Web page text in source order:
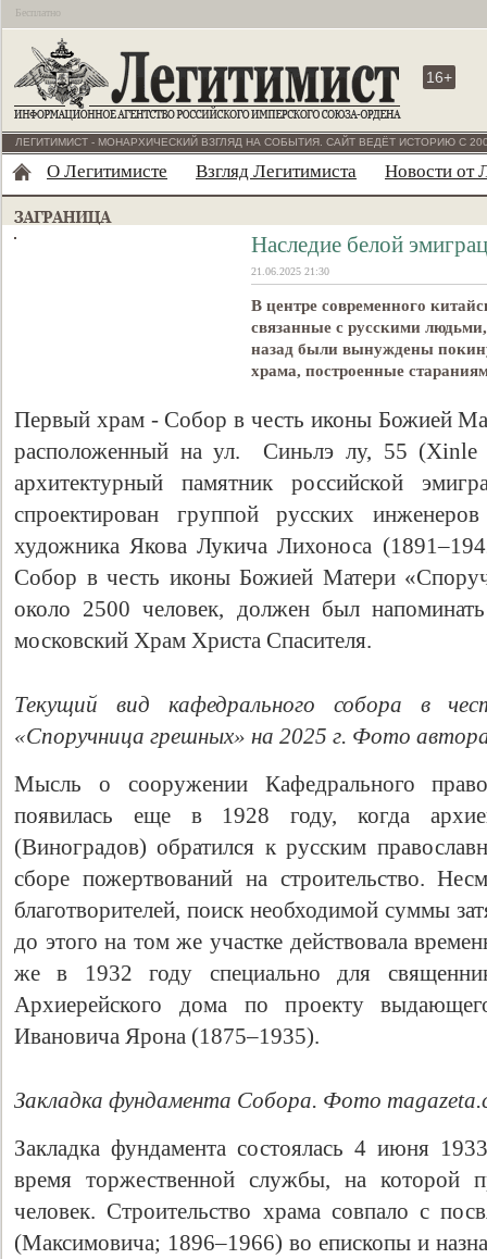
Бесплатно
16+
ЛЕГИТИМИСТ - МОНАРХИЧЕСКИЙ ВЗГЛЯД НА СОБЫТИЯ. САЙТ ВЕДЁТ ИСТОРИЮ С
О Легитимисте Взгляд Легитимиста Новости от
Наследие белой
21.06.2025 21:30
В центре современного
связанные с русскими
назад были вынуждены
храма, построенные
Первый храм - Собор в честь иконы Божией
расположенный на ул. Синьлэ лу, 55
архитектурный памятник российской
спроектирован группой русских
художника Якова Лукича Лихоноса
Собор в честь иконы Божией Матери
около 2500 человек, должен был
московский Храм Христа Спасителя.
Текущий вид кафедрального собора в
«Споручница грешных» на 2025 г. Фото
Мысль о сооружении Кафедрального
появилась еще в 1928 году, когда
(Виноградов) обратился к русским
сборе пожертвований на строительство.
благотворителей, поиск необходимой суммы
до этого на том же участке действовала
же в 1932 году специально для
Архиерейского дома по проекту
Ивановича Ярона (1875–1935).
Закладка фундамента Собора. Фото
Закладка фундамента состоялась 4 июня
время торжественной службы, на которой
человек. Строительство храма совпало с
(Максимовича; 1896–1966) во епископы и
Свидетельство